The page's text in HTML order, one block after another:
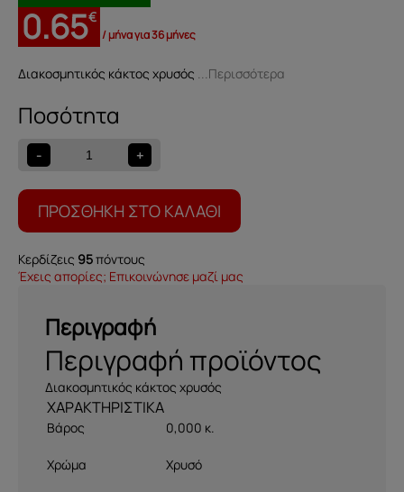
0.65€
/ μήνα για 36 μήνες
Διακοσμητικός κάκτος χρυσός ...Περισσότερα
-
Διακοσμητικός
κάκτος
χρυσός
559001309
+
ΠΡΟΣΘΉΚΗ ΣΤΟ ΚΑΛΆΘΙ
Κερδίζεις 95πόντους
Έχεις απορίες; Επικοινώνησε μαζί μας
Περιγραφή
Περιγραφή προϊόντος
Διακοσμητικός κάκτος χρυσός
Βάρος 0,000 κ.
Χρώμα Χρυσό